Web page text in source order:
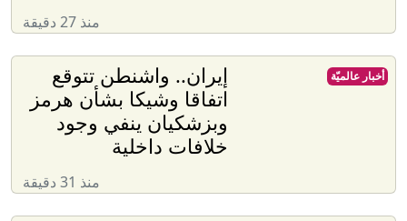
منذ 27 دقيقة
إيران.. واشنطن تتوقع
اتفاقا وشيكا بشأن هرمز
وبزشكيان ينفي وجود
خلافات داخلية
منذ 31 دقيقة
أخبار عالميّة